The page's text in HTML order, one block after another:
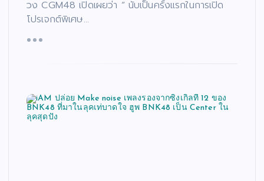
วง CGM48 เปิดเผยว่า “ นับเป็นครั้งแรกในการเปิด
โปรเจกต์พิเศษ…